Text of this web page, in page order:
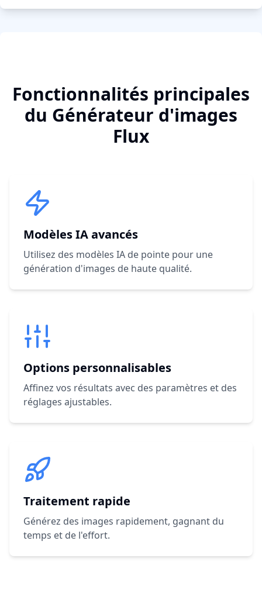
Fonctionnalités principales
du Générateur d'images
Flux
Modèles IA avancés
Utilisez des modèles IA de pointe pour une
génération d'images de haute qualité.
Options personnalisables
Affinez vos résultats avec des paramètres et des
réglages ajustables.
Traitement rapide
Générez des images rapidement, gagnant du
temps et de l'effort.